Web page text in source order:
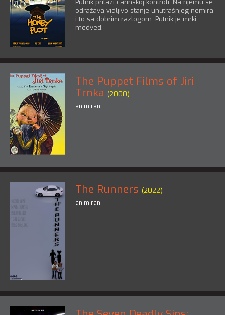
Putnik prilazi carinskoj kontroli. Na njemu se
odražava vidljivo stanje unutrašnjeg nemira
i to sa dobrim razlogom. Putnik je mrki
medved.
The Puppet Films of Jiri
Trnka (2000)
animirani
The Runners (2022)
animirani